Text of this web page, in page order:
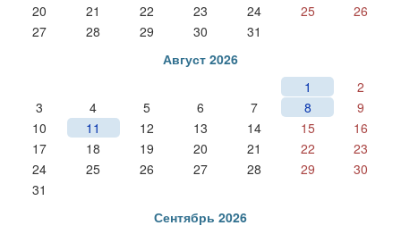
20
21 22 23 24 25
26
27
28 29 30
31
Август 2026
1
2
3
4 5 6 7 8
9
10
11 12 13 14 15
16
17
18 19 20 21 22
23
24
25 26 27 28 29
30
31
Сентябрь 2026